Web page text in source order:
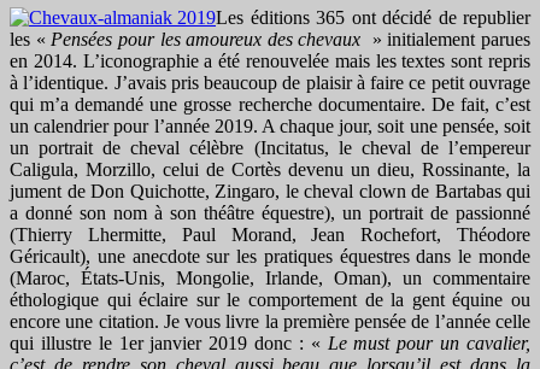
Les éditions 365 ont décidé de republier
les « Pensées pour les amoureux des chevaux » initialement parues
en 2014. L’iconographie a été renouvelée mais les textes sont repris
à l’identique. J’avais pris beaucoup de plaisir à faire ce petit ouvrage
qui m’a demandé une grosse recherche documentaire. De fait, c’est
un calendrier pour l’année 2019. A chaque jour, soit une pensée, soit
un portrait de cheval célèbre (Incitatus, le cheval de l’empereur
Caligula, Morzillo, celui de Cortès devenu un dieu, Rossinante, la
jument de Don Quichotte, Zingaro, le cheval clown de Bartabas qui
a donné son nom à son théâtre équestre), un portrait de passionné
(Thierry Lhermitte, Paul Morand, Jean Rochefort, Théodore
Géricault), une anecdote sur les pratiques équestres dans le monde
(Maroc, États-Unis, Mongolie, Irlande, Oman), un commentaire
éthologique qui éclaire sur le comportement de la gent équine ou
encore une citation. Je vous livre la première pensée de l’année celle
qui illustre le 1er janvier 2019 donc : « Le must pour un cavalier,
c’est de rendre son cheval aussi beau que lorsqu’il est dans la